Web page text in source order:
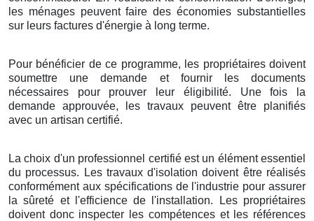
les ménages peuvent faire des économies substantielles
sur leurs factures d'énergie à long terme.
Pour bénéficier de ce programme, les propriétaires doivent
soumettre une demande et fournir les documents
nécessaires pour prouver leur éligibilité. Une fois la
demande approuvée, les travaux peuvent être planifiés
avec un artisan certifié.
La choix d'un professionnel certifié est un élément essentiel
du processus. Les travaux d'isolation doivent être réalisés
conformément aux spécifications de l'industrie pour assurer
la sûreté et l'efficience de l'installation. Les propriétaires
doivent donc inspecter les compétences et les références